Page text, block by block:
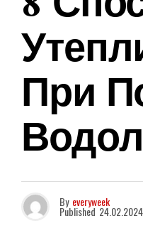
При
By everyweek
Published 24.02.2024